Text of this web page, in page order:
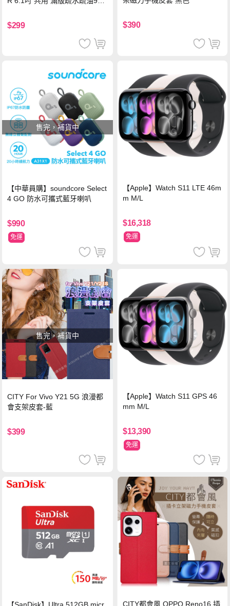
$299 $390
售完，補貨中
【中華員購】soundcore Select
4 GO 防水可攜式藍牙喇叭
$990
免運
【Apple】Watch S11 LTE 46m
m M/L
$16,318
免運
售完，補貨中
CITY For Vivo Y21 5G 浪漫都
會支架皮套-藍
$399
【Apple】Watch S11 GPS 46
mm M/L
$13,390
免運
CITY都會風 OPPO Reno16 插